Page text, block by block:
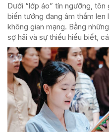
Dưới “lớp áo” tín ngưỡng,
biến tướng đang âm thầm
không gian mạng. Bằng
sợ hãi và sự thiếu hiểu biết,